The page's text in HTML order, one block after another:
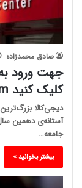
صادق محمدزاده
جهت ورود
کلیک کنید digikala.com
دیجی‌کالا
آستانه‌ی دهمین سال
جامعه…
بیشتر بخوانید »